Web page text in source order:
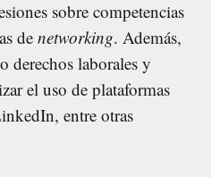
sobre competencias
denetworking. Además,
derechos laborales y
el uso de plataformas
entre otras